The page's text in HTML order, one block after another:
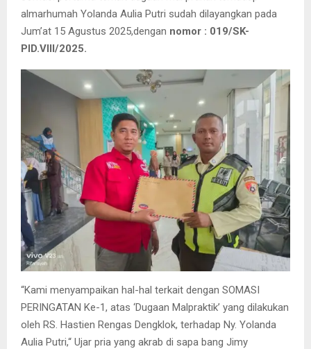
almarhumah Yolanda Aulia Putri sudah dilayangkan pada
Jum’at 15 Agustus 2025,dengan nomor : 019/SK-
PID.VIII/2025.
“Kami menyampaikan hal-hal terkait dengan SOMASI
PERINGATAN Ke-1, atas ‘Dugaan Malpraktik’ yang dilakukan
oleh RS. Hastien Rengas Dengklok, terhadap Ny. Yolanda
Aulia Putri,“ Ujar pria yang akrab di sapa bang Jimy